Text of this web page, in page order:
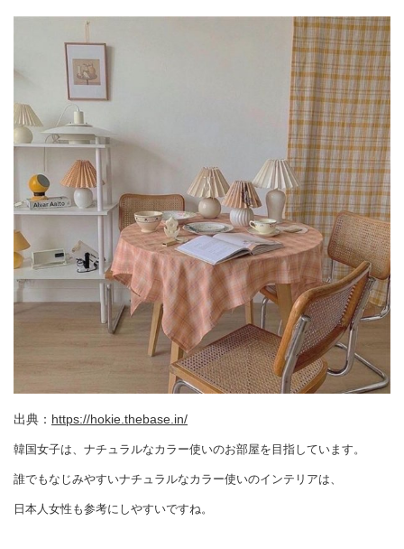
出典： https://hokie.thebase.in/
韓国女子は、ナチュラルなカラー使いのお部屋を目指しています。
誰でもなじみやすいナチュラルなカラー使いのインテリアは、
日本人女性も参考にしやすいですね。